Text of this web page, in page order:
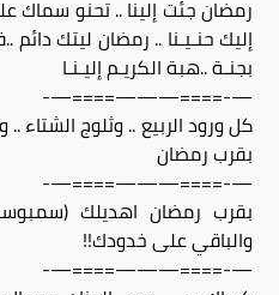
رمضان جئت إلينا .. تحنو سماك
إليك حنـيـنا .. رمضان ليتك دائم
بجنـة ..هبة الكريـم إليـنـا
—-====———====—-
كل ورود الربيع .. وثلوج الشتاء
بقرب رمضان
—-====———====—-
بقرب رمضان اهديلك
والباقي على خدودك!!
—-====———====—-